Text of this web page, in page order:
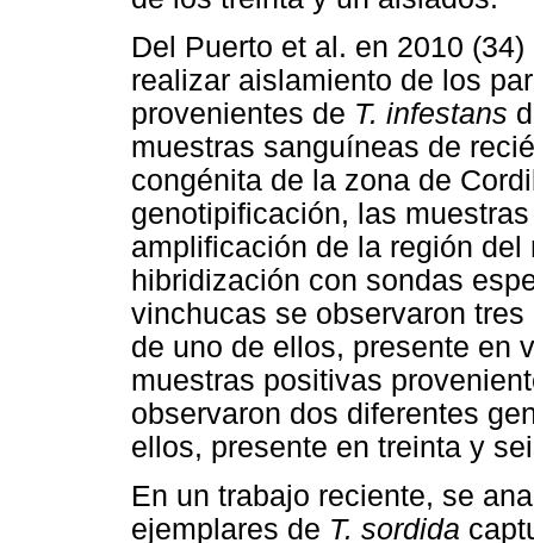
Del Puerto et al. en 2010
realizar aislamiento de los
provenientes de T. infestans
muestras sanguíneas de
congénita de la zona de
genotipificación, las
amplificación de la región
hibridización con sondas
vinchucas se observaron
de uno de ellos, presente en
muestras positivas
observaron dos diferentes
ellos, presente en treinta y
En un trabajo reciente, se
ejemplares de T. sordida